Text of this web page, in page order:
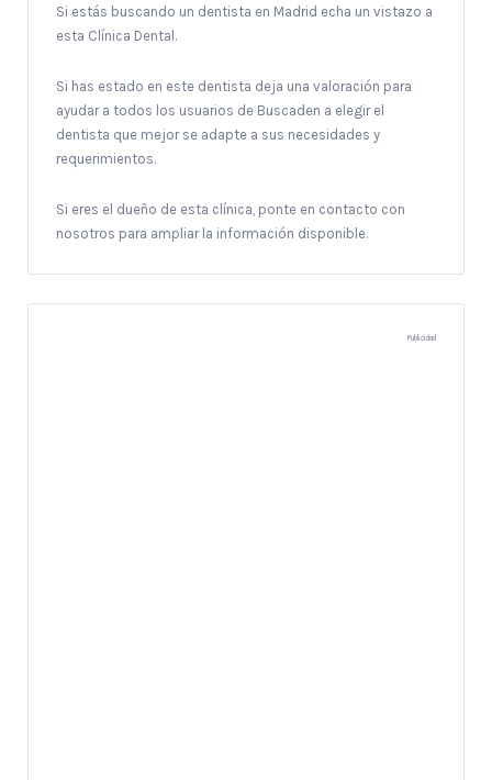
Si estás buscando un dentista en Madrid echa un vistazo a
esta Clínica Dental.
Si has estado en este dentista deja una valoración para
ayudar a todos los usuarios de Buscaden a elegir el
dentista que mejor se adapte a sus necesidades y
requerimientos.
Si eres el dueño de esta clínica, ponte en contacto con
nosotros para ampliar la información disponible.
Publicidad